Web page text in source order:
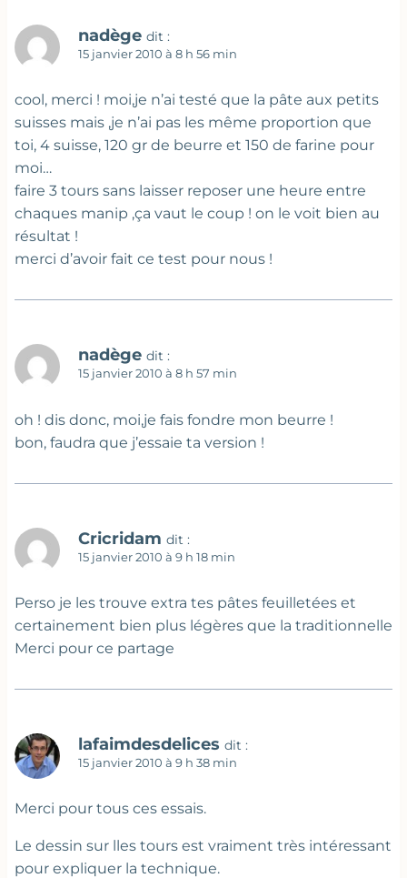
nadège dit :
15 janvier 2010 à 8 h 56 min
cool, merci ! moi,je n’ai testé que la pâte aux petits
suisses mais ,je n’ai pas les même proportion que
toi, 4 suisse, 120 gr de beurre et 150 de farine pour
moi…
faire 3 tours sans laisser reposer une heure entre
chaques manip ,ça vaut le coup ! on le voit bien au
résultat !
merci d’avoir fait ce test pour nous !
nadège dit :
15 janvier 2010 à 8 h 57 min
oh ! dis donc, moi,je fais fondre mon beurre !
bon, faudra que j’essaie ta version !
Cricridam dit :
15 janvier 2010 à 9 h 18 min
Perso je les trouve extra tes pâtes feuilletées et
certainement bien plus légères que la traditionnelle
Merci pour ce partage
lafaimdesdelices dit :
15 janvier 2010 à 9 h 38 min
Merci pour tous ces essais.
Le dessin sur lles tours est vraiment très intéressant
pour expliquer la technique.